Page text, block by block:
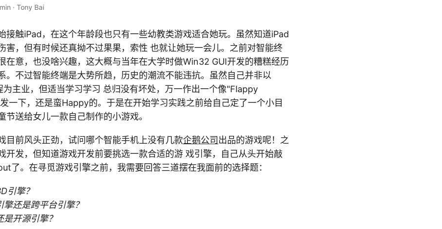
· Tony Bai
接触iPad，在这个年龄段也只有一些幼教类游戏适合她玩。虽然知道iPad
害，但有时候还真拗不过果果，索性 也就让她玩一会儿。之前对智能终
在意，也没啥兴趣，这大概与当年在大学时做Win32 GUI开发的糟糕经历
。不过智能终端是大势所趋，历史的潮流不能违抗。虽然自己并非以
为主业，但适当学习学习 总归没有坏处，万一作出一个像"Flappy
一下，还是蛮Happy的。于是在开始学习实践之前给自己定了一个小目
节送给女儿一款自己制作的小游戏。
目前风头正劲，试问哪个智能手机上没有几款企鹅公司出品的游戏呢！之
开发，但知道游戏开发前要挑选一款合适的游 戏引擎，自己从头开始敲
了。在寻觅游戏引擎之前，我需要回答三道摆在我面前的选择题：
引擎？
还是跨平台引擎？
开源引擎？